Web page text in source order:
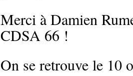
Merci à Damien
CDSA 66 !
On se retrouve le 10